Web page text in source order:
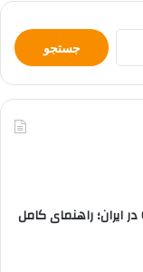
جستجو
برای:
نحوه استفاده از ChatGPT در ایران؛ راهنمای کامل